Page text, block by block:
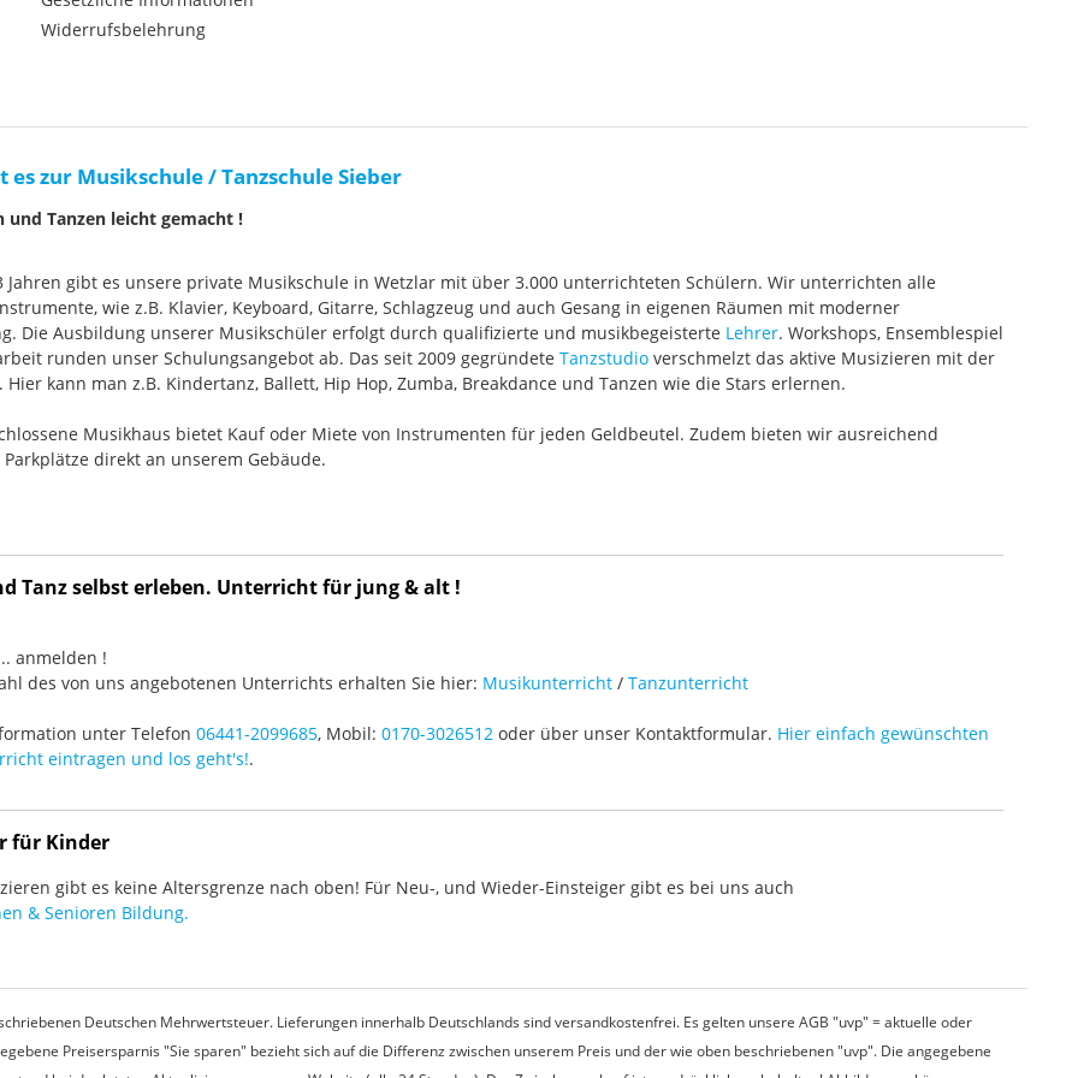
Widerrufsbelehrung
es zur Musikschule / Tanzschule Sieber
und Tanzen leicht gemacht !
Jahren gibt es unsere private Musikschule in Wetzlar mit über 3.000 unterrichteten Schülern. Wir unterrichten alle
wie z.B. Klavier, Keyboard, Gitarre, Schlagzeug und auch Gesang in eigenen Räumen mit moderner
Die Ausbildung unserer Musikschüler erfolgt durch qualifizierte und musikbegeisterte Lehrer. Workshops, Ensemblespiel
runden unser Schulungsangebot ab. Das seit 2009 gegründete Tanzstudio verschmelzt das aktive Musizieren mit der
Hier kann man z.B. Kindertanz, Ballett, Hip Hop, Zumba, Breakdance und Tanzen wie die Stars erlernen.
Musikhaus bietet Kauf oder Miete von Instrumenten für jeden Geldbeutel. Zudem bieten wir ausreichend
Parkplätze direkt an unserem Gebäude.
Tanz selbst erleben. Unterricht für jung & alt !
anmelden !
des von uns angebotenen Unterrichts erhalten Sie hier: Musikunterricht / Tanzunterricht
unter Telefon 06441-2099685, Mobil: 0170-3026512 oder über unser Kontaktformular. Hier einfach gewünschten
eintragen und los geht's!.
für Kinder
gibt es keine Altersgrenze nach oben! Für Neu-, und Wieder-Einsteiger gibt es bei uns auch
& Senioren Bildung.
Deutschen Mehrwertsteuer. Lieferungen innerhalb Deutschlands sind versandkostenfrei. Es gelten unsere AGB "uvp" = aktuelle oder
Preisersparnis "Sie sparen" bezieht sich auf die Differenz zwischen unserem Preis und der wie oben beschriebenen "uvp". Die angegebene